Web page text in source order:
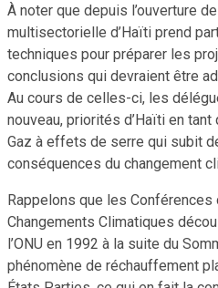
À noter que depuis l’ouverture
multisectorielle d’Haïti prend
techniques pour préparer les
conclusions qui devraient être
Au cours de celles-ci, les
nouveau, priorités d’Haïti en
Gaz à effets de serre qui subit
conséquences du changement
Rappelons que les
Changements Climatiques
l’ONU en 1992 à la suite du
phénomène de réchauffement